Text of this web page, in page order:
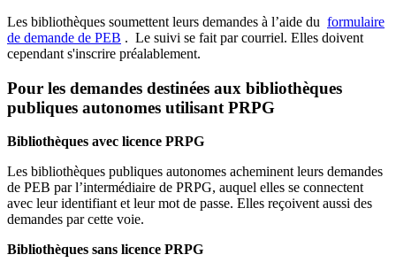
Les bibliothèques soumettent leurs demandes à l’aide du formulaire
de demande de PEB . Le suivi se fait par courriel. Elles doivent
cependant s'inscrire préalablement.
Pour les demandes destinées aux bibliothèques
publiques autonomes utilisant PRPG
Bibliothèques avec licence PRPG
Les bibliothèques publiques autonomes acheminent leurs demandes
de PEB par l’intermédiaire de PRPG, auquel elles se connectent
avec leur identifiant et leur mot de passe. Elles reçoivent aussi des
demandes par cette voie.
Bibliothèques sans licence PRPG